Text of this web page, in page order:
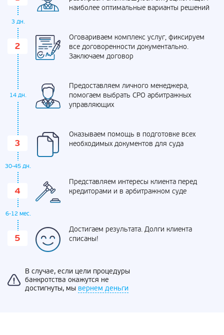
3 дн.
наиболее оптимальные варианты решений
Оговариваем комплекс услуг, фиксируем
все договоренности документально.
Заключаем договор
14 дн.
Предоставляем личного менеджера,
помогаем выбрать СРО арбитражных
управляющих
30-45 дн.
Оказываем помощь в подготовке всех
необходимых документов для суда
6-12 мес.
Представляем интересы клиента перед
кредиторами и в арбитражном суде
Достигаем результата. Долги клиента
списаны!
В случае, если цели процедуры
банкротства окажутся не
достигнуты, мы вернем деньги